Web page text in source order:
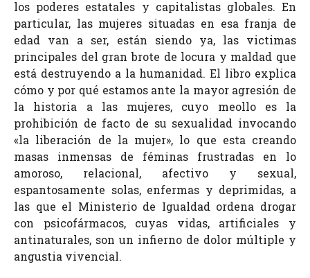
los poderes estatales y capitalistas globales. En
particular, las mujeres situadas en esa franja de
edad van a ser, están siendo ya, las victimas
principales del gran brote de locura y maldad que
está destruyendo a la humanidad. El libro explica
cómo y por qué estamos ante la mayor agresión de
la historia a las mujeres, cuyo meollo es la
prohibición de facto de su sexualidad invocando
«la liberación de la mujer», lo que esta creando
masas inmensas de féminas frustradas en lo
amoroso, relacional, afectivo y sexual,
espantosamente solas, enfermas y deprimidas, a
las que el Ministerio de Igualdad ordena drogar
con psicofármacos, cuyas vidas, artificiales y
antinaturales, son un infierno de dolor múltiple y
angustia vivencial.